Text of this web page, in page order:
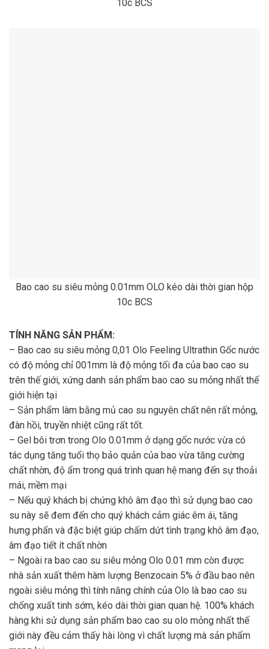
10c BCS
Bao cao su siêu mỏng 0.01mm OLO kéo dài thời gian hộp
10c BCS
TÍNH NĂNG SẢN PHẨM:
– Bao cao su siêu mỏng 0,01 Olo Feeling Ultrathin Gốc nước
có độ mỏng chỉ 001mm là độ mỏng tối đa của bao cao su
trên thế giới, xứng danh sản phẩm bao cao su mỏng nhất thế
giới hiện tại
– Sản phẩm làm bằng mủ cao su nguyên chất nên rất mỏng,
đàn hồi, truyền nhiệt cũng rất tốt.
– Gel bôi trơn trong Olo 0.01mm ở dạng gốc nước vừa có
tác dụng tăng tuổi thọ bảo quản của bao vừa tăng cường
chất nhờn, độ ẩm trong quá trình quan hệ mang đến sự thoải
mái, mềm mại
– Nếu quý khách bị chứng khô âm đạo thì sử dụng bao cao
su này sẽ đem đến cho quý khách cảm giác êm ái, tăng
hưng phấn và đặc biệt giúp chấm dứt tình trạng khô âm đạo,
âm đạo tiết ít chất nhờn
– Ngoài ra bao cao su siêu mỏng Olo 0.01 mm còn được
nhà sản xuất thêm hàm lượng Benzocain 5% ở đầu bao nên
ngoài siêu mỏng thì tính năng chính của Olo là bao cao su
chống xuất tinh sớm, kéo dài thời gian quan hệ. 100% khách
hàng khi sử dụng sản phẩm bao cao su olo mỏng nhất thế
giới này đều cảm thấy hài lòng vì chất lượng mà sản phẩm